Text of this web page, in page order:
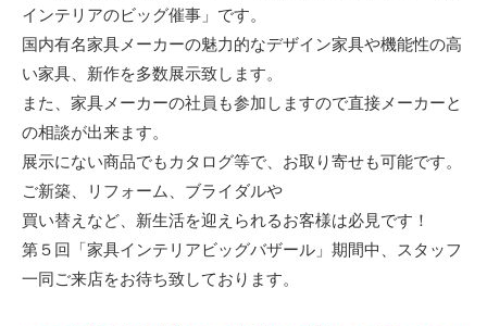
インテリアのビッグ催事」です。
国内有名家具メーカーの魅力的なデザイン家具や機能性の高
い家具、新作を多数展示致します。
また、家具メーカーの社員も参加しますので直接メーカーと
の相談が出来ます。
展示にない商品でもカタログ等で、お取り寄せも可能です。
ご新築、リフォーム、ブライダルや
買い替えなど、新生活を迎えられるお客様は必見です！
第５回「家具インテリアビッグバザール」期間中、スタッフ
一同ご来店をお待ち致しております。